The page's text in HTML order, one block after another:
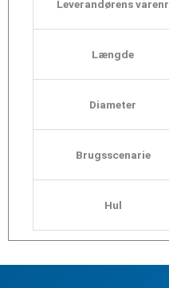
Leverandørens varenr
Længde
Diameter
Brugsscenarie
Hul